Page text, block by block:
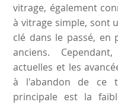
vitrage, également
à vitrage simple, sont
clé dans le passé, en
anciens.
actuelles et les
à l'abandon de ce
principale est la